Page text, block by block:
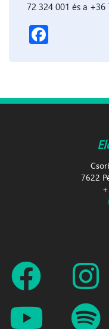
72 324 001 és a
7622